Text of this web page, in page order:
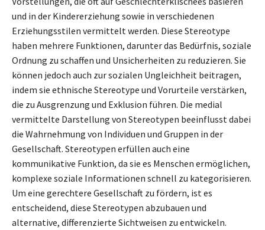
und in der Kindererziehung sowie in verschiedenen
Erziehungsstilen vermittelt werden. Diese Stereotype
haben mehrere Funktionen, darunter das Bedürfnis, soziale
Ordnung zu schaffen und Unsicherheiten zu reduzieren. Sie
können jedoch auch zur sozialen Ungleichheit beitragen,
indem sie ethnische Stereotype und Vorurteile verstärken,
die zu Ausgrenzung und Exklusion führen. Die medial
vermittelte Darstellung von Stereotypen beeinflusst dabei
die Wahrnehmung von Individuen und Gruppen in der
Gesellschaft. Stereotypen erfüllen auch eine
kommunikative Funktion, da sie es Menschen ermöglichen,
komplexe soziale Informationen schnell zu kategorisieren.
Um eine gerechtere Gesellschaft zu fördern, ist es
entscheidend, diese Stereotypen abzubauen und
alternative, differenzierte Sichtweisen zu entwickeln.